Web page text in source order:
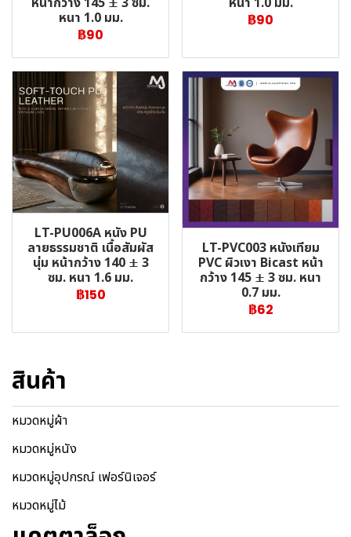
หนา 1.0 มม.
฿90
฿90
LT-PU006A หนัง PU
ลายธรรมชาติ เนื้อสัมผัส
นุ่ม หน้ากว้าง 140 ± 3
ซม. หนา 1.6 มม.
฿150
LT-PVC003 หนังเทียม
PVC ผิวเงา Bicast หน้า
กว้าง 145 ± 3 ซม. หนา
0.7 มม.
฿62
สินค้า
หมวดหมู่ผ้า
หมวดหมู่หนัง
หมวดหมู่อุปกรณ์ เฟอร์นิเจอร์
หมวดหมู่ไม้